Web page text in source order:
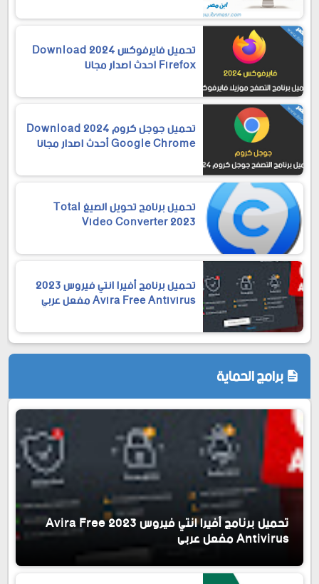
تحميل فايرفوكس 2024 Download
Firefox احدث اصدار مجانا
تحميل جوجل كروم 2024 Download
Google Chrome أحدث اصدار مجانا
تحميل برنامج تحويل الصيغ Total
Video Converter 2023
تحميل برنامج أفيرا انتي فيروس 2023
Avira Free Antivirus مفعل عربي
برامج الحماية
تحميل برنامج أفيرا انتي فيروس 2023 Avira Free
Antivirus مفعل عربي